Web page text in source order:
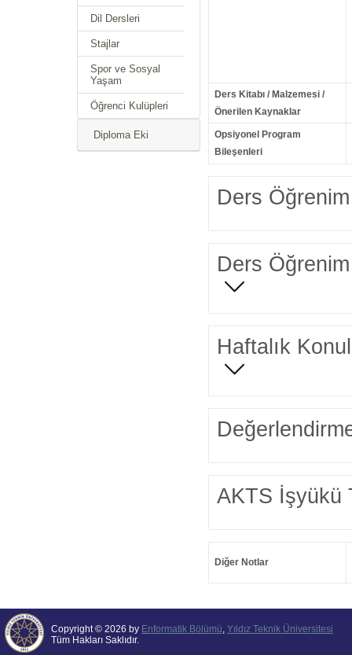
Dil Dersleri
Stajlar
Spor ve Sosyal
Yaşam
Öğrenci Kulüpleri
Diploma Eki
Ders Kitabı / Malzemesi /
Önerilen Kaynaklar
Opsiyonel Program
Bileşenleri
Ders Öğrenim
Ders Öğrenim
Haftalık
AKTS İşyükü
Diğer Notlar
Copyright © 2026 by Enformatik Bölümü, Yıldız Teknik Üniversitesi
Tüm Hakları Saklıdır.